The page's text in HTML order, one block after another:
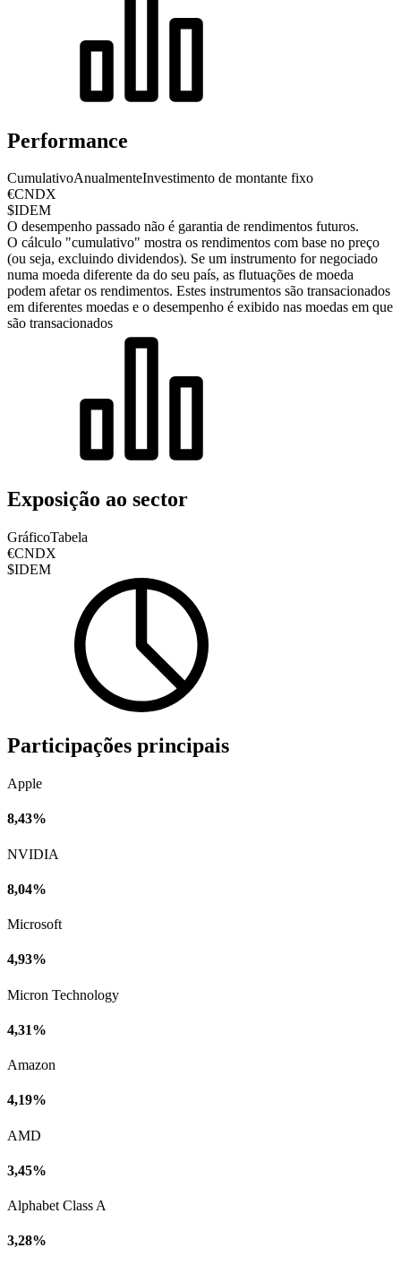
Performance
CumulativoAnualmenteInvestimento de montante fixo
€CNDX
$IDEM
O desempenho passado não é garantia de rendimentos futuros.
O cálculo "cumulativo" mostra os rendimentos com base no preço
(ou seja, excluindo dividendos). Se um instrumento for negociado
numa moeda diferente da do seu país, as flutuações de moeda
podem afetar os rendimentos. Estes instrumentos são transacionados
em diferentes moedas e o desempenho é exibido nas moedas em que
são transacionados
Exposição ao sector
GráficoTabela
€CNDX
$IDEM
Participações principais
Apple
8,43%
NVIDIA
8,04%
Microsoft
4,93%
Micron Technology
4,31%
Amazon
4,19%
AMD
3,45%
Alphabet Class A
3,28%